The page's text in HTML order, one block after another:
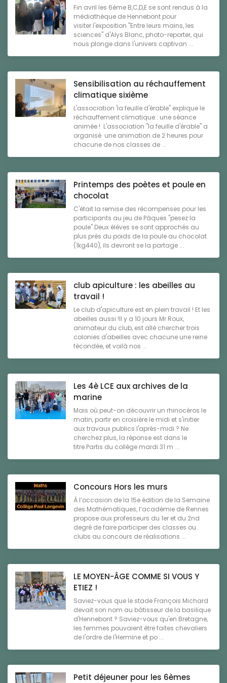
Fin avril les 6ème B,C,D,E se sont rendus à la
médiathèque de Hennebont pour
visiter l'exposition "Entre leurs mains, les
sciences" d'Alys Blanc, photo-reporter, qui
nous plonge dans l'univers captivan ...
Sensibilisation au réchauffement
climatique sixième
L'association 'la feuille d'érable" explique le
réchauffement climatique : une séance
animée ! L'association "la feuille d'érable" a
organisé une animation de 2 heures pour
chacune de nos classes de ...
Printemps des poètes et poule en
chocolat
C'était la remise des récompenses pour les
participants au jeu de Pâques "pesez la
poule".Deux élèves se sont approchés au
plus près du poids de la poule au chocolat
(1kg440), ils devront se la partage ...
club apiculture : les abeilles au
travail !
Le club d'apiculture est en plein travail ! Et les
abeilles aussi !Il y a 10 jours Mr Roux,
animateur du club, est allé chercher trois
colonies d'abeilles avec chacune une reine
fécondée, et voilà nos ...
Les 4è LCE aux archives de la
marine
Mais où peut-on découvrir un rhinocéros le
matin, partir en croisière le midi et s'initier
aux travaux publics l'après-midi ? Ne
cherchez plus, la réponse est dans le
titre.Partis du collège mardi 31 m ...
Concours Hors les murs
À l’occasion de la 15e édition de la Semaine
des Mathématiques, l’académie de Rennes
propose aux professeurs du 1er et du 2nd
degré de faire participer des classes ou
clubs au concours de réalisations ...
LE MOYEN-ÂGE COMME SI VOUS Y
ETIEZ !
Saviez-vous que le stade François Michard
devait son nom au bâtisseur de la basilique
d'Hennebont ? Saviez-vous qu'en Bretagne,
les femmes pouvaient être faites chevaliers
de l'ordre de l'Hermine et po ...
Petit déjeuner pour les 6èmes